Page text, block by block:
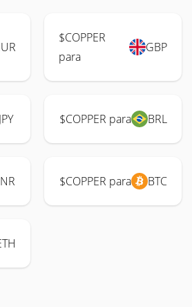
$COPPER
para
GBP
JPY $COPPER para BRL
$COPPER para BTC